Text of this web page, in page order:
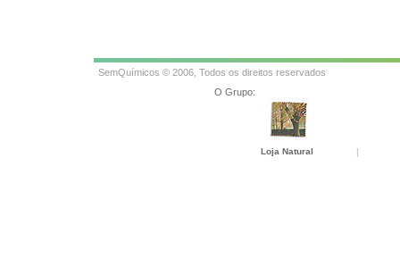
SemQuímicos © 2006, Todos os direitos reservados
O Grupo:
Loja Natural |